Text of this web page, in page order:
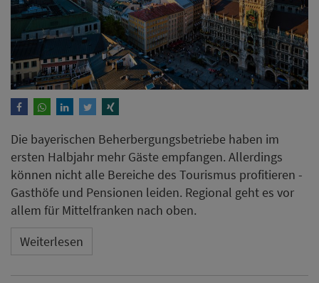
Die bayerischen Beherbergungsbetriebe haben im
ersten Halbjahr mehr Gäste empfangen. Allerdings
können nicht alle Bereiche des Tourismus profitieren -
Gasthöfe und Pensionen leiden. Regional geht es vor
allem für Mittelfranken nach oben.
Weiterlesen